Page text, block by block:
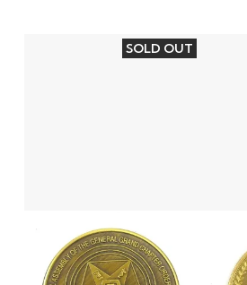
SOLD OUT